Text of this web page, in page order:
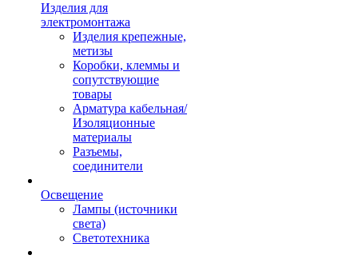
Изделия для
электромонтажа
Изделия крепежные,
метизы
Коробки, клеммы и
сопутствующие
товары
Арматура кабельная/
Изоляционные
материалы
Разъемы,
соединители
Освещение
Лампы (источники
света)
Светотехника